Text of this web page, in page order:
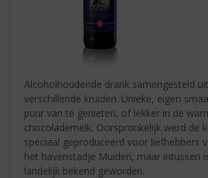
Alcoholhoudende drank samengesteld
verschillende kruiden. Unieke, eigen
puur van te genieten, of lekker in de
chocolademelk. Oorspronkelijk werd de
speciaal geproduceerd voor liefhebbers
het havenstadje Muiden, maar intussen
landelijk bekend geworden.